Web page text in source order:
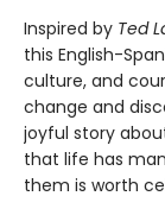
Inspired by Ted
this English-
culture, and
change and
joyful story
that life has
them is worth